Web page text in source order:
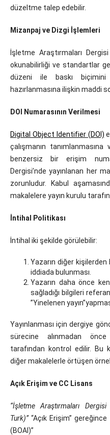
düzeltme talep edebilir.
Mizanpaj ve Dizgi İşlemleri
İşletme Araştırmaları
okunabilirliği ve standartlar
düzeni ile baskı
hazırlanmasına ilişkin maddi
DOI Numarasının Verilmesi
Digital Object Identifier (DOI)
çalışmanın
benzersiz bir erişim
Dergisi’nde yayınlanan her
zorunludur. Kabul
makalelere yayın kurulu
İntihal Politikası
İntihal iki şekilde görülebilir:
Yazarın diğer
iddiada bulunması.
Yazarın daha önce
sağladığı bilgileri
”Yinelenen
Yayınlanması için dergiye
sürecine alınmadan
tarafından kontrol edilir. Bu
diğer makalelerle örtüşen
Açık Erişim ve CC Lisans
“İşletme Araştırmaları
Turk)”“Açık Erişim”
(BOAI)”